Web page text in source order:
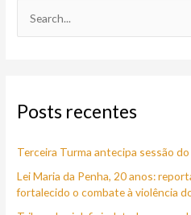
u
s
a
r
Posts recentes
Terceira Turma antecipa sessão
Lei Maria da Penha, 20 anos:
fortalecido o combate à violência